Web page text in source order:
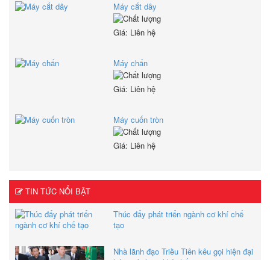
Máy cắt dây
Giá: Liên hệ
Máy chấn
Giá: Liên hệ
Máy cuốn tròn
Giá: Liên hệ
TIN TỨC NỔI BẬT
Thúc đẩy phát triển ngành cơ khí chế
tạo
Nhà lãnh đạo Triều Tiên kêu gọi hiện đại